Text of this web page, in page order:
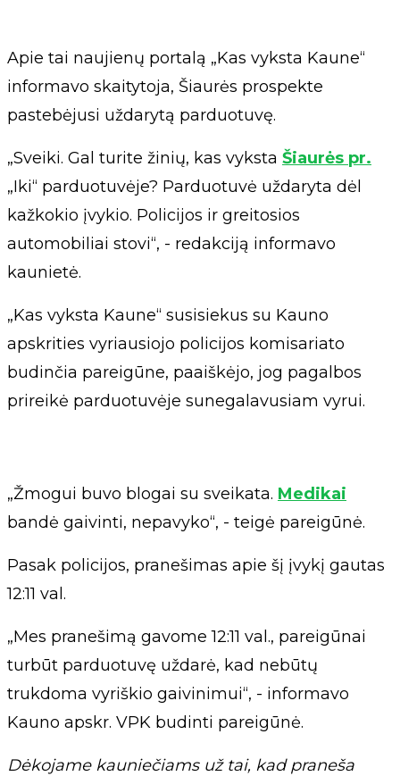
Apie tai naujienų portalą „Kas vyksta Kaune“
informavo skaitytoja, Šiaurės prospekte
pastebėjusi uždarytą parduotuvę.
„Sveiki. Gal turite žinių, kas vyksta Šiaurės pr.
„Iki“ parduotuvėje? Parduotuvė uždaryta dėl
kažkokio įvykio. Policijos ir greitosios
automobiliai stovi“, - redakciją informavo
kaunietė.
„Kas vyksta Kaune“ susisiekus su Kauno
apskrities vyriausiojo policijos komisariato
budinčia pareigūne, paaiškėjo, jog pagalbos
prireikė parduotuvėje sunegalavusiam vyrui.
„Žmogui buvo blogai su sveikata. Medikai
bandė gaivinti, nepavyko“, - teigė pareigūnė.
Pasak policijos, pranešimas apie šį įvykį gautas
12:11 val.
„Mes pranešimą gavome 12:11 val., pareigūnai
turbūt parduotuvę uždarė, kad nebūtų
trukdoma vyriškio gaivinimui“, - informavo
Kauno apskr. VPK budinti pareigūnė.
Dėkojame kauniečiams už tai, kad praneša